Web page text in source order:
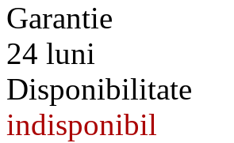
Garantie
24 luni
Disponibilitate
indisponibil